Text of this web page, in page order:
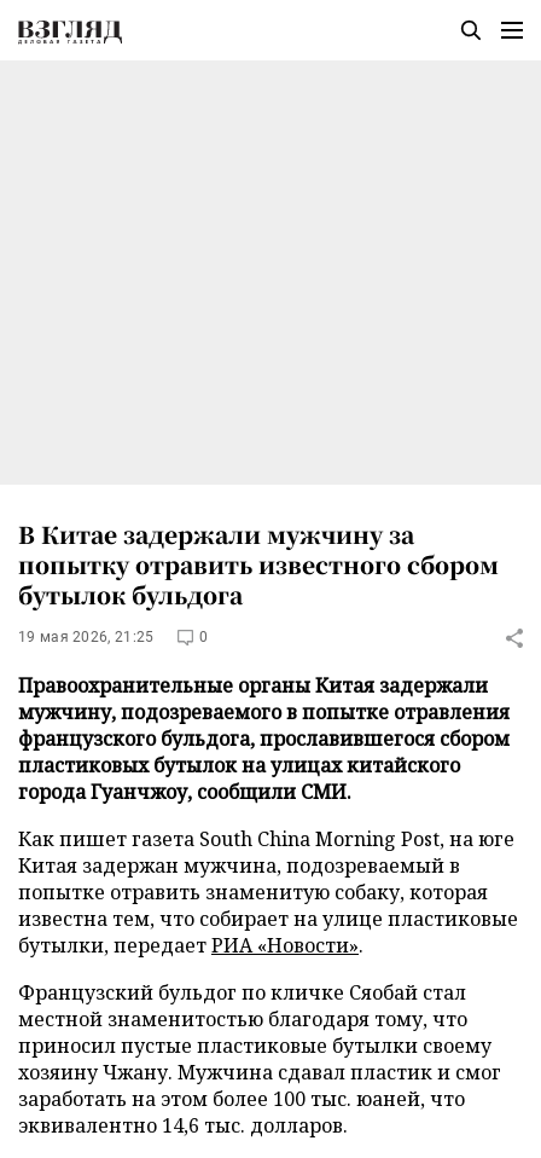
В Китае задержали мужчину за
попытку отравить известного сбором
бутылок бульдога
19 мая 2026, 21:25 0
Правоохранительные органы Китая задержали
мужчину, подозреваемого в попытке отравления
французского бульдога, прославившегося сбором
пластиковых бутылок на улицах китайского
города Гуанчжоу, сообщили СМИ.
Как пишет газета South China Morning Post, на юге
Китая задержан мужчина, подозреваемый в
попытке отравить знаменитую собаку, которая
известна тем, что собирает на улице пластиковые
бутылки, передаетРИА «Новости».
Французский бульдог по кличке Сяобай стал
местной знаменитостью благодаря тому, что
приносил пустые пластиковые бутылки своему
хозяину Чжану. Мужчина сдавал пластик и смог
заработать на этом более 100 тыс. юаней, что
эквивалентно 14,6 тыс. долларов.